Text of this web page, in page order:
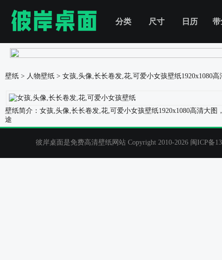
分类 尺寸 日历 带
壁纸 > 人物壁纸 > 女孩,头像,长长卷发,花,可爱小女孩壁纸1920x1080
壁纸简介：女孩,头像,长长卷发,花,可爱小女孩壁纸1920x1080高清大
途
彼岸桌面是免费高清壁纸网站 Copyright 2010-2026 闽ICP备